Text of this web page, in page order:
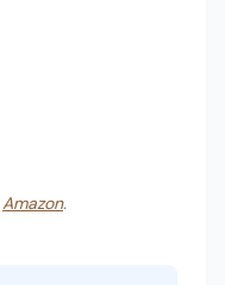
Amazon.